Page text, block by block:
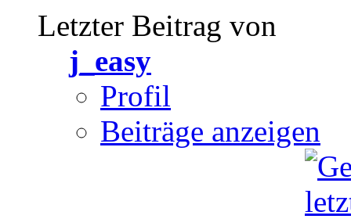
Letzter Beitrag von
j_easy
Profil
Beiträge anzeigen